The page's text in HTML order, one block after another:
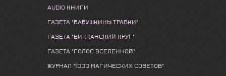
AUDIO КНИГИ
ГАЗЕТА "БАБУШКИНЫ ТРАВКИ"
ГАЗЕТА "ВИККАНСКИЙ КРУГ"
ГАЗЕТА "ГОЛОС ВСЕЛЕННОЙ"
ЖУРНАЛ "1000 МАГИЧЕСКИХ СОВЕТОВ"